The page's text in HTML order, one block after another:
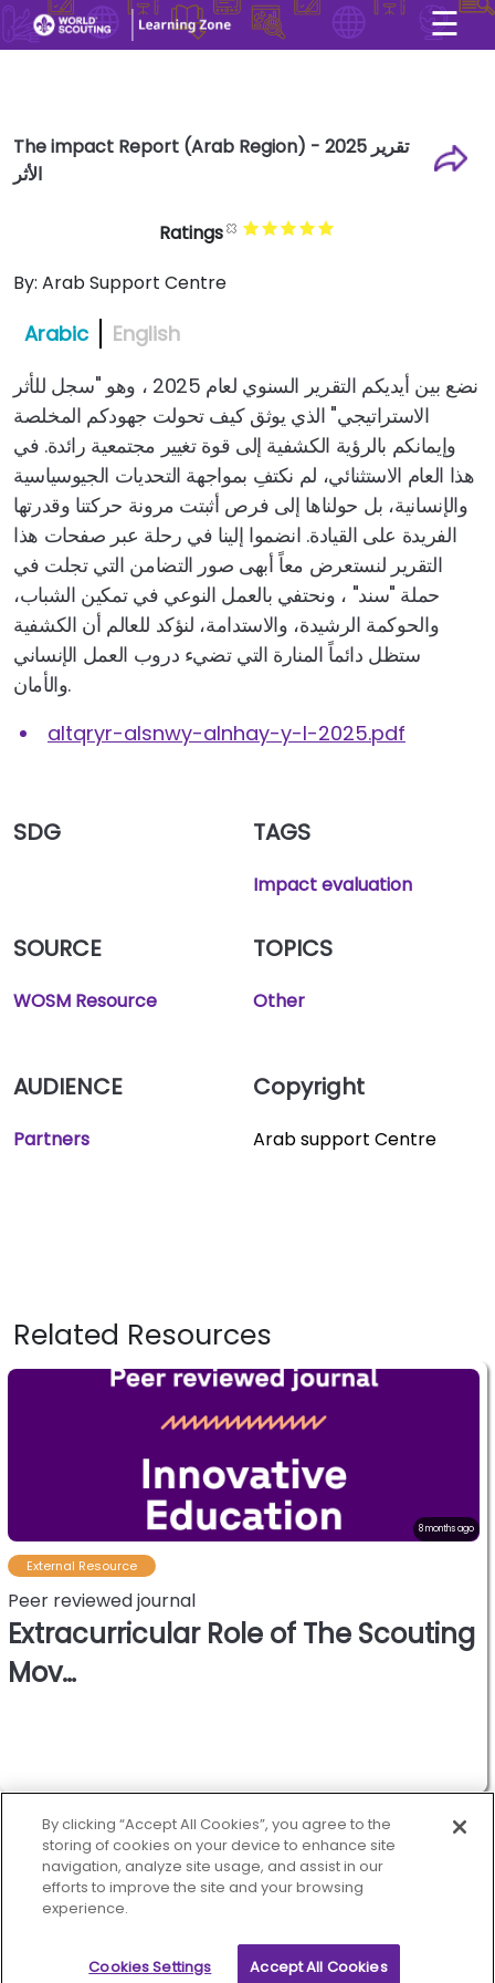
☰
×
The impact Report (Arab Region) - 2025 تقرير
الأثر
Ratings
By: Arab Support Centre
Arabic
English
نضع بين أيديكم التقرير السنوي لعام 2025 ، وهو "سجل للأثر
الاستراتيجي" الذي يوثق كيف تحولت جهودكم المخلصة
وإيمانكم بالرؤية الكشفية إلى قوة تغيير مجتمعية رائدة. في
هذا العام الاستثنائي، لم نكتفِ بمواجهة التحديات الجيوسياسية
والإنسانية، بل حولناها إلى فرص أثبتت مرونة حركتنا وقدرتها
الفريدة على القيادة. انضموا إلينا في رحلة عبر صفحات هذا
التقرير لنستعرض معاً أبهى صور التضامن التي تجلت في
حملة "سند" ، ونحتفي بالعمل النوعي في تمكين الشباب،
والحوكمة الرشيدة، والاستدامة، لنؤكد للعالم أن الكشفية
ستظل دائماً المنارة التي تضيء دروب العمل الإنساني
والأمان.
altqryr-alsnwy-alnhay-y-l-2025.pdf
SDG TAGS
Impact evaluation
SOURCE
WOSM Resource
TOPICS
Other
AUDIENCE
Partners
Copyright
Arab support Centre
Related Resources
8 months ago
External Resource
Peer reviewed journal
Extracurricular Role of The Scouting
Mov…
scout movement.
Scout.org
Get the newsletter
By clicking “Accept All Cookies”, you agree to the
storing of cookies on your device to enhance site
navigation, analyze site usage, and assist in our
efforts to improve the site and your browsing
experience.
Cookies Settings Accept All Cookies